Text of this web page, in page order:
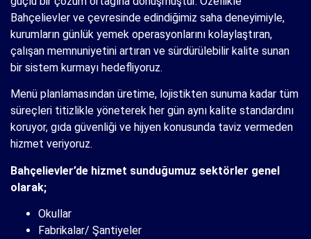
Bahçelievler ve çevresinde edindiğimiz saha deneyimiyle,
kurumların günlük yemek operasyonlarını kolaylaştıran,
çalışan memnuniyetini artıran ve sürdürülebilir kalite sunan
bir sistem kurmayı hedefliyoruz.
Menü planlamasından üretime, lojistikten sunuma kadar tüm
süreçleri titizlikle yöneterek her gün aynı kalite standardını
koruyor, gıda güvenliği ve hijyen konusunda taviz vermeden
hizmet veriyoruz.
Bahçelievler’de hizmet sunduğumuz sektörler genel
olarak;
Okullar
Fabrikalar/ Şantiyeler